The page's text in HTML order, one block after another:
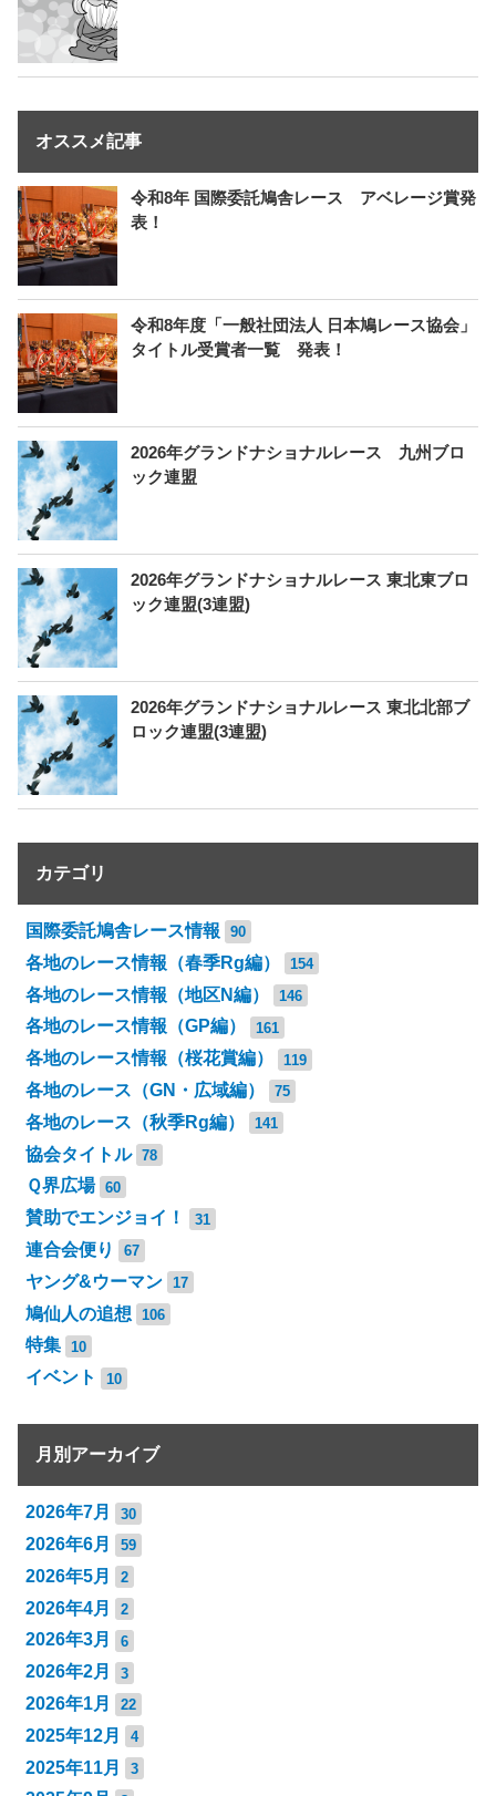
オススメ記事
令和8年 国際委託鳩舎レース アベレージ賞発
表！
令和8年度「一般社団法人 日本鳩レース協会」
タイトル受賞者一覧 発表！
2026年グランドナショナルレース 九州ブロ
ック連盟
2026年グランドナショナルレース 東北東ブロ
ック連盟(3連盟)
2026年グランドナショナルレース 東北北部ブ
ロック連盟(3連盟)
カテゴリ
国際委託鳩舎レース情報 90
各地のレース情報（春季Rg編） 154
各地のレース情報（地区N編） 146
各地のレース情報（GP編） 161
各地のレース情報（桜花賞編） 119
各地のレース（GN・広域編） 75
各地のレース（秋季Rg編） 141
協会タイトル 78
Ｑ界広場 60
賛助でエンジョイ！ 31
連合会便り 67
ヤング&ウーマン 17
鳩仙人の追想 106
特集 10
イベント 10
月別アーカイブ
2026年7月 30
2026年6月 59
2026年5月 2
2026年4月 2
2026年3月 6
2026年2月 3
2026年1月 22
2025年12月 4
2025年11月 3